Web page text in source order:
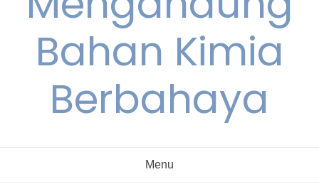
Bahan Kimia
Berbahaya
Menu